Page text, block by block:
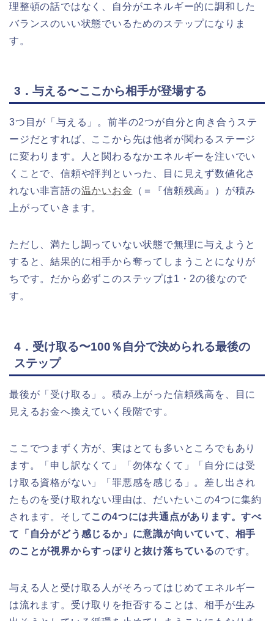
理整頓の話ではなく、自分がエネルギー的に調和した
バランスのいい状態でいるためのステップになりま
す。
3．与える〜ここから相手が登場する
3つ目が「与える」。前半の2つが自分と向き合うステ
ージだとすれば、ここから先は他者が関わるステージ
に変わります。人と関わるなかエネルギーを注いでい
くことで、信頼や評判といった、目に見えず数値化さ
れない非言語の温かいお金 （＝『信頼残高』）が積み
上がっていきます。
ただし、満たし調っていない状態で無理に与えようと
すると、結果的に相手から奪ってしまうことになりが
ちです。だから必ずこのステップは1・2の後なので
す。
4．受け取る〜100％自分で決められる最後の
ステップ
最後が「受け取る」。積み上がった信頼残高を、目に
見えるお金へ換えていく段階です。
ここでつまずく方が、実はとても多いところでもあり
ます。「申し訳なくて」「勿体なくて」「自分には受
け取る資格がない」「罪悪感を感じる」。差し出され
たものを受け取れない理由は、だいたいこの4つに集約
されます。そして この4つには共通点があります。すべ
て「自分がどう感じるか」に意識が向いていて、相手
のことが視界からすっぽりと抜け落ちているのです。
与える人と受け取る人がそろってはじめてエネルギー
は流れます。受け取りを拒否することは、相手が生み